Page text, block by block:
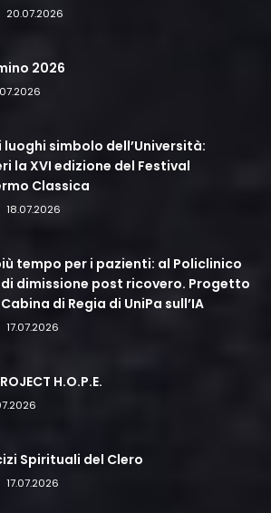
20.07.2026
2026
simbolo dell’Università:
la XVI edizione del Festival
Classica
18.07.2026
tempo per i pazienti: al Policlinico
dimissione post ricovero. Progetto
di Regia di UniPa sull’IA
17.07.2026
H.O.P.E.
Spirituali del Clero
17.07.2026